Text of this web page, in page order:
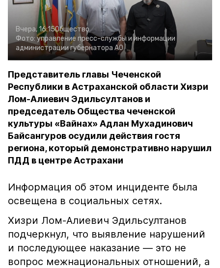
Вчера, 16:15Общество
Фото: управление пресс-службы и информации
администрации губернатора АО
Представитель главы Чеченской
Республики в Астраханской области Хизри
Лом-Алиевич Эдильсултанов и
председатель Общества чеченской
культуры «Вайнах» Адлан Мухадинович
Байсангуров осудили действия гостя
региона, который демонстративно нарушил
ПДД в центре Астрахани
Информация об этом инциденте была
освещена в социальных сетях.
Хизри Лом-Алиевич Эдильсултанов
подчеркнул, что выявление нарушений
и последующее наказание — это не
вопрос межнациональных отношений, а